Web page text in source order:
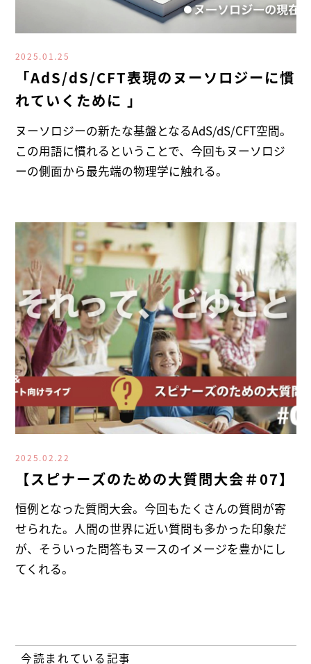
2025.01.25
「AdS/dS/CFT表現のヌーソロジーに慣
れていくために 」
ヌーソロジーの新たな基盤となるAdS/dS/CFT空間。
この用語に慣れるということで、今回もヌーソロジ
ーの側面から最先端の物理学に触れる。
2025.02.22
【スピナーズのための大質問大会＃07】
恒例となった質問大会。今回もたくさんの質問が寄
せられた。人間の世界に近い質問も多かった印象だ
が、そういった問答もヌースのイメージを豊かにし
てくれる。
今読まれている記事